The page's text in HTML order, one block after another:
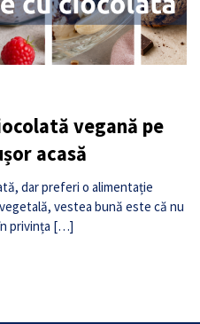
vegană pe
acasă
dar preferi o alimentație
vestea bună este că nu
privința […]